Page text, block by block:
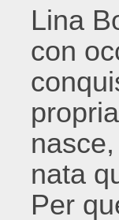
Lina
con
nata
Per